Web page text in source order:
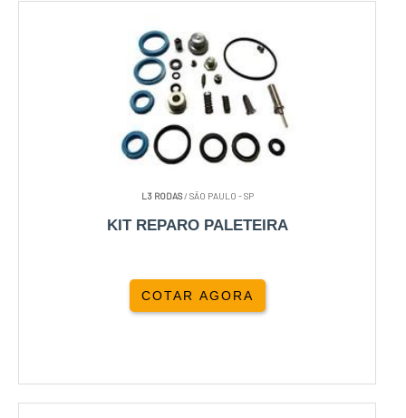
L3 RODAS/ SÃO PAULO - SP
KIT REPARO PALETEIRA
COTAR AGORA